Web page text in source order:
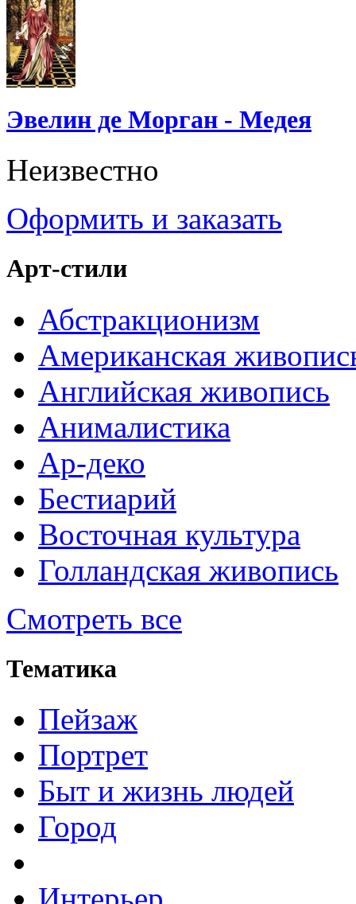
Эвелин де Морган - Медея
Неизвестно
Оформить и заказать
Арт-стили
Абстракционизм
Американская
Английская живопись
Анималистика
Ар-деко
Бестиарий
Восточная культура
Голландская живопись
Смотреть все
Тематика
Пейзаж
Портрет
Быт и жизнь людей
Город